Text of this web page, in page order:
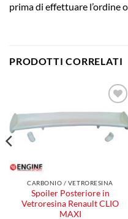
prima di effettuare l’ordine
PRODOTTI CORRELATI
Aggiungi
dei
desideri
CARBONIO / VETRORESINA
Spoiler Posteriore in
Vetroresina Renault CLIO
MAXI